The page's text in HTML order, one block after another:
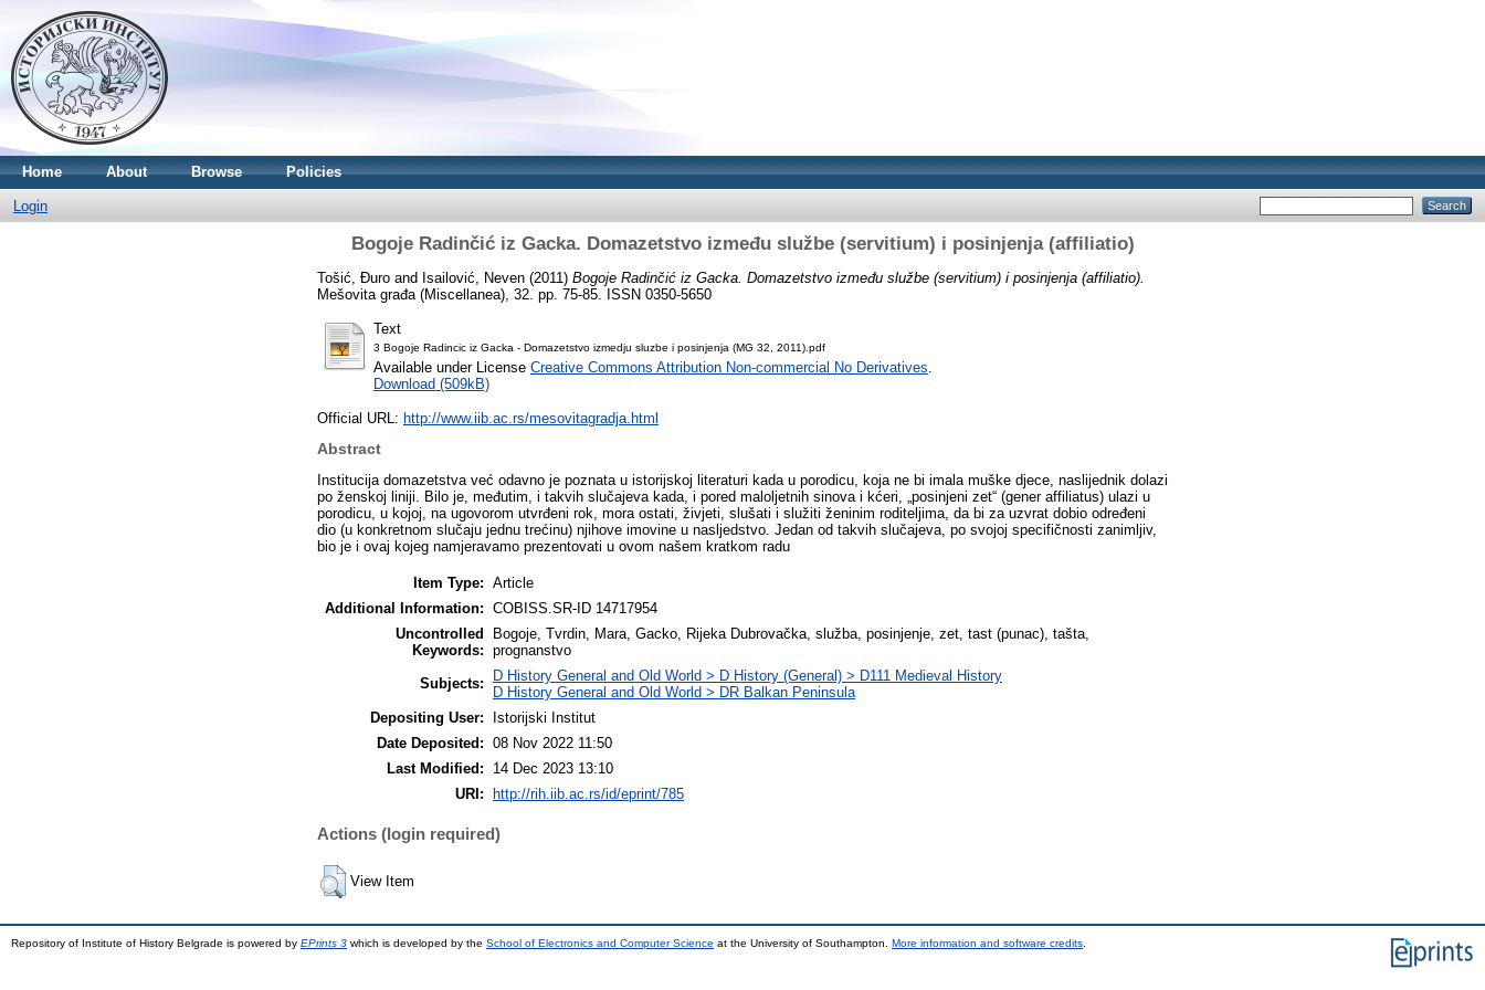
Home About Browse Policies
Login
Bogoje Radinčić iz Gacka. Domazetstvo između službe (servitium) i posinjenja (affiliatio)
Tošić, Đuro and Isailović, Neven (2011) Bogoje Radinčić iz Gacka. Domazetstvo između službe (servitium) i posinjenja (affiliatio).
Mešovita građa (Miscellanea), 32. pp. 75-85. ISSN 0350-5650
Text
3 Bogoje Radincic iz Gacka - Domazetstvo izmedju sluzbe i posinjenja (MG 32, 2011).pdf
Available under License Creative Commons Attribution Non-commercial No Derivatives
Download (509kB)
Official URL: http://www.iib.ac.rs/mesovitagradja.html
Abstract
Institucija domazetstva već odavno je poznata u istorijskoj literaturi kada u porodicu, koja ne bi imala muške djece, naslijednik dolazi
po ženskoj liniji. Bilo je, međutim, i takvih slučajeva kada, i pored malolјetnih sinova i kćeri, „posinjeni zet“ (gener affiliatus) ulazi u
porodicu, u kojoj, na ugovorom utvrđeni rok, mora ostati, živjeti, slušati i služiti ženinim roditelјima, da bi za uzvrat dobio određeni
dio (u konkretnom slučaju jednu trećinu) njihove imovine u naslјedstvo. Jedan od takvih slučajeva, po svojoj specifičnosti zanimlјiv,
bio je i ovaj kojeg namjeravamo prezentovati u ovom našem kratkom radu
Item Type: Article
Additional Information: COBISS.SR-ID 14717954
Uncontrolled
Keywords:
Bogoje, Tvrdin, Mara, Gacko, Rijeka Dubrovačka, služba, posinjenje, zet, tast (punac), tašta,
prognanstvo
Subjects:
D History General and Old World > D History (General) > D111 Medieval History
D History General and Old World > DR Balkan Peninsula
Depositing User:
Istorijski Institut
Date Deposited: 08 Nov 2022 11:50
Last Modified:
14 Dec 2023 13:10
URI:
http://rih.iib.ac.rs/id/eprint/785
Actions (login required)
View Item
Repository of Institute of History Belgrade is powered by EPrints 3 which is developed by the School of Electronics and Computer Science at the University of Southampton. More information and software credits